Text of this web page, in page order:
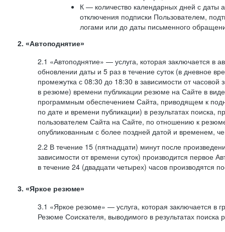
К — количество календарных дней с даты
отключения подписки Пользователем,
логами или до даты письменного
2. «Автоподнятие»
2.1 «Автоподнятие» — услуга, которая заключается в
обновлении даты и 5 раз в течение суток (в дневное
промежутка с 08:30 до 18:30 в зависимости от часовой
в резюме) времени публикации резюме на Сайте в
программным обеспечением Сайта, приводящем к
по дате и времени публикации) в результатах поиска,
пользователем Сайта на Сайте, по отношению к
опубликованным с более поздней датой и временем,
2.2 В течение 15 (пятнадцати) минут после
зависимости от времени суток) производится первое
в течение 24 (двадцати четырех) часов производятся
3. «Яркое резюме»
3.1 «Яркое резюме» — услуга, которая заключается в
Резюме Соискателя, выводимого в результатах поиска